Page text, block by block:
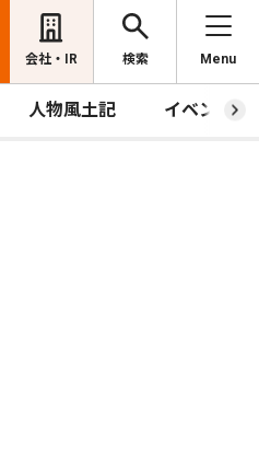
会社・IR 検索 Menu
人物風土記 イベント